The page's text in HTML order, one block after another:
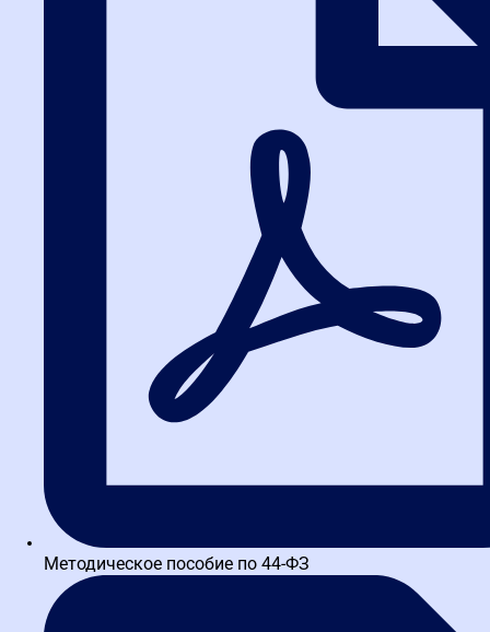
проверка результата в интерактивном задании
Методическое пособие по 44-ФЗ